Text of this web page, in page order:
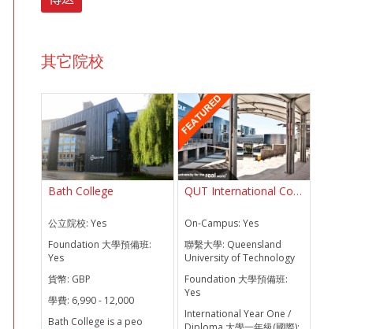
其它院校
Bath College
公立院校:Yes
Foundation 大學預備班:
Yes
貨幣: GBP
學費: 6,990 - 12,000
Bath College is a peo
QUT International College QUTIC
On-Campus:Yes
聯繫大學: Queensland
University of Technology
Foundation 大學預備班:
Yes
International Year One /